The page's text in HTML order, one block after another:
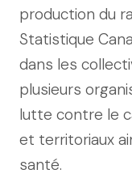
production du
Statistique
dans les
plusieurs
lutte contre le
et territoriaux
santé.